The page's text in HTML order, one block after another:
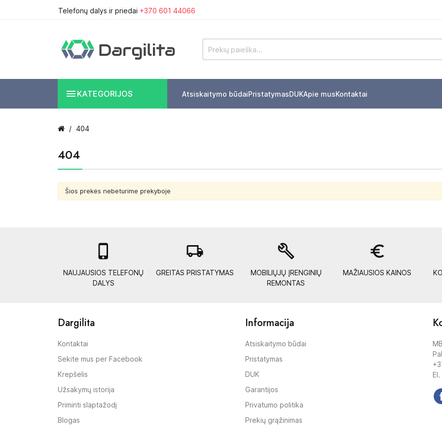
Telefonų dalys ir priedai +370 601 44066
 KATEGORIJOS Atsiskaitymo būdaiPristatymasDUKApie musKontaktai
404
404
Šios prekės nebeturime prekyboje

NAUJAUSIOS TELEFONŲ
DALYS
local_shipping
GREITAS PRISTATYMAS
build
MOBILIŲJŲ ĮRENGINIŲ
REMONTAS
euro_symbol
MAŽIAUSIOS KAINOS
Dargilita
Kontaktai
Sekite mus per Facebook
Krepšelis
Užsakymų istorija
Priminti slaptažodį
Blogas
Informacija
Atsiskaitymo būdai
Pristatymas
DUK
Garantijos
Privatumo politika
Prekių grąžinimas